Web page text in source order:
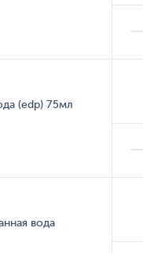
(edp) 75мл
вода